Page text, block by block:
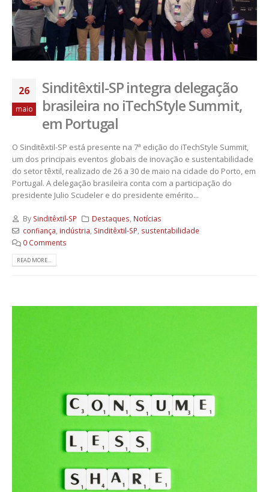
26
maio
Sinditêxtil-SP integra delegação
brasileira no iTechStyle Summit,
em Portugal
O Sinditêxtil-SP está presente na 7ª edição do iTechStyle Summit,
um dos principais eventos globais de inovação e sustentabilidade
do setor têxtil, realizado de 26 a 30 de maio na cidade do Porto, em
Portugal. A delegação brasileira conta com a participação do
presidente Julio Scudeler e do presidente emérito...
By Sinditêxtil-SP Destaques Notícias
confiança indústria Sinditêxtil-SP sustentabilidade
0 Comments
READ MORE...